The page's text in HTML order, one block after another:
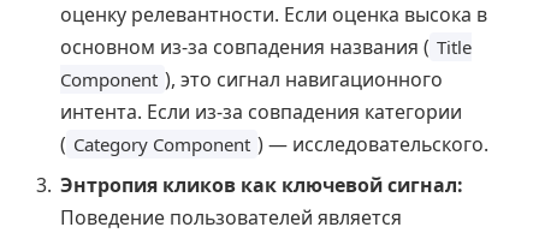
оценку релевантности. Если оценка высока в
основном из-за совпадения названия ( Title
Component ), это сигнал навигационного
интента. Если из-за совпадения категории
( Category Component ) — исследовательского.
Энтропия кликов как ключевой сигнал:
Поведение пользователей является